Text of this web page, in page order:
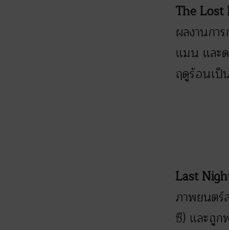
The Lost
ผลงานกา
แมน และ
ฤดูร้อนเป็
Last
ภาพยนตร์
ซี) และถูก